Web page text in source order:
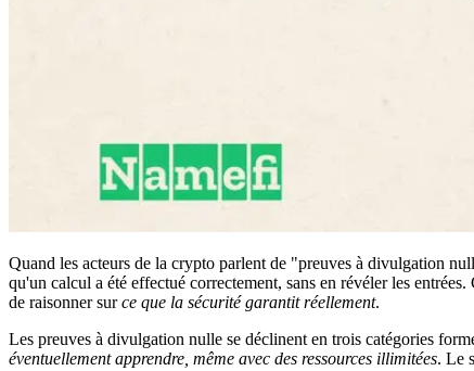
Quand les acteurs de la crypto parlent de "preuves à divulgation
qu'un calcul a été effectué correctement, sans en révéler les
de raisonner surce que la sécurité garantit réellement.
Les preuves à divulgation nulle se déclinent en trois catégories
éventuellement apprendre, même avec des ressources illimitées. Le